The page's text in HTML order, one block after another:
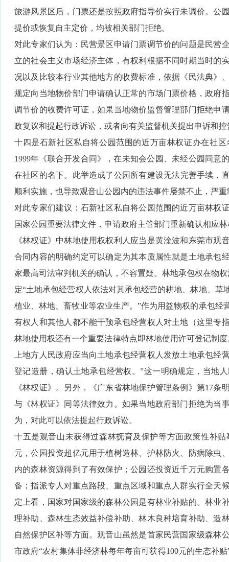
旅游风景区后，门票还是按照政府指导价实行未调价。公
提价或恢复自主定价，均被相关部门拒绝。
对此专家们认为：民营景区申请门票调节价的问题是民营
立的社会主义市场经济主体，有权利根据不同时期当时的
况以及比较本行业其他地方的收费标准，依据《民法典》
规定向当地物价部门申请确认正常的市场门票价格，政府
调节价的收费许可证，如果当地物价监督管理部门拒绝申
政复议和提起行政诉讼，或者向有关监督机关提出申诉和控
十四是石新社区私自将公园范围的近万亩林权证办在社
1999年《联合开发合同》，在未知会公园、未经公园同意
在社区的名下。此举造成了公园所有建设无法完善手续，
顺利实施，也导致观音山公园内的违法事件屡禁不止，严
对此专家们建议：石新社区私自将公园范围的近万亩林权
国家公园重要法律文件，申请政府主管部门重新确认相应
《林权证》中林地使用权权利人应当是黄淦波和东莞市
合同内容的明确约定可以确定为其本质属性就是土地承包
家最高司法审判机关的确认，不容置疑。林地承包权在物
定“土地承包经营权人依法对其承包经营的耕地、林地、
植业、林地、畜牧业等农业生产。”作为用益物权的承包
有权人和其他人都不能干预承包经营权人对土地（这里专
林地使用权还有一个重要法律特点即林地使用许可登记制
上地方人民政府应当向土地承包经营权人发放土地承包经
登记造册，确认土地承包经营权。”这一明确规定，当地
《林权证》。另外，《广东省林地保护管理条例》第17
与《林权证》同等法律效力。如果当地政府部门拒绝为当
为，对此可以依法提起行政诉讼。
十五是观音山未获得过森林抚育及保护等方面政策性补
元，公园投资超亿元用于植树造林、护林防火、防病除虫
内的森林资源得到了有效保护；公园还投资近千万元购置
备；指派专人对重点路段、重点区域和重点人群实行全天
定上看，国家对国家级的森林公园是有林业补贴的。林业
理补助、森林生态效益补偿补助、林木良种培育补助、造
自然保护区补等方面。观音山虽然是首家民营国家级森林
市政府“农村集体非经济林每年每亩可获得100元的生态补